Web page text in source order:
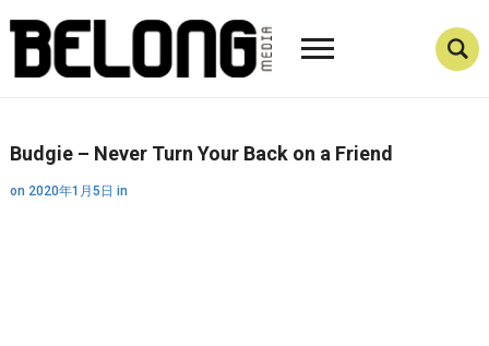
Budgie – Never Turn Your Back on a Friend
on 2020年1月5日 in